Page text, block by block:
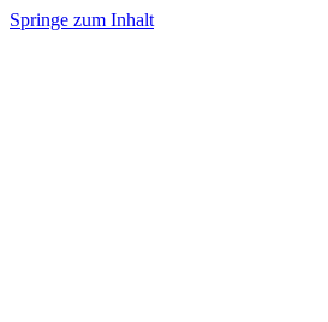
Springe zum Inhalt